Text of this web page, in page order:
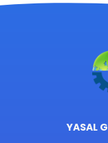
YASAL